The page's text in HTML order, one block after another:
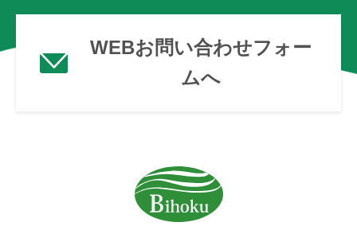
WEBお問い合わせフォー
ムへ